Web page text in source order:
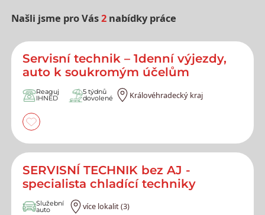
Našli jsme pro Vás2 nabídky práce
Nejnovější nabídky práce
Servisní technik – 1denní výjezdy,
auto k soukromým účelům
Reaguj
IHNED
5 týdnů
dovolené Královéhradecký kraj
SERVISNÍ TECHNIK bez AJ -
specialista chladící techniky
Služební
auto více lokalit (3)